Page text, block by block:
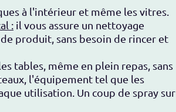
à l'intérieur et même les vitres.
: il vous assure un nettoyage
produit, sans besoin de rincer et
tables, même en plein repas, sans
l'équipement tel que les
utilisation. Un coup de spray sur